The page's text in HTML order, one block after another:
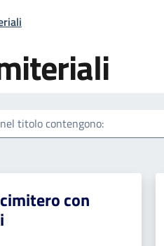
titolo contengono:
con